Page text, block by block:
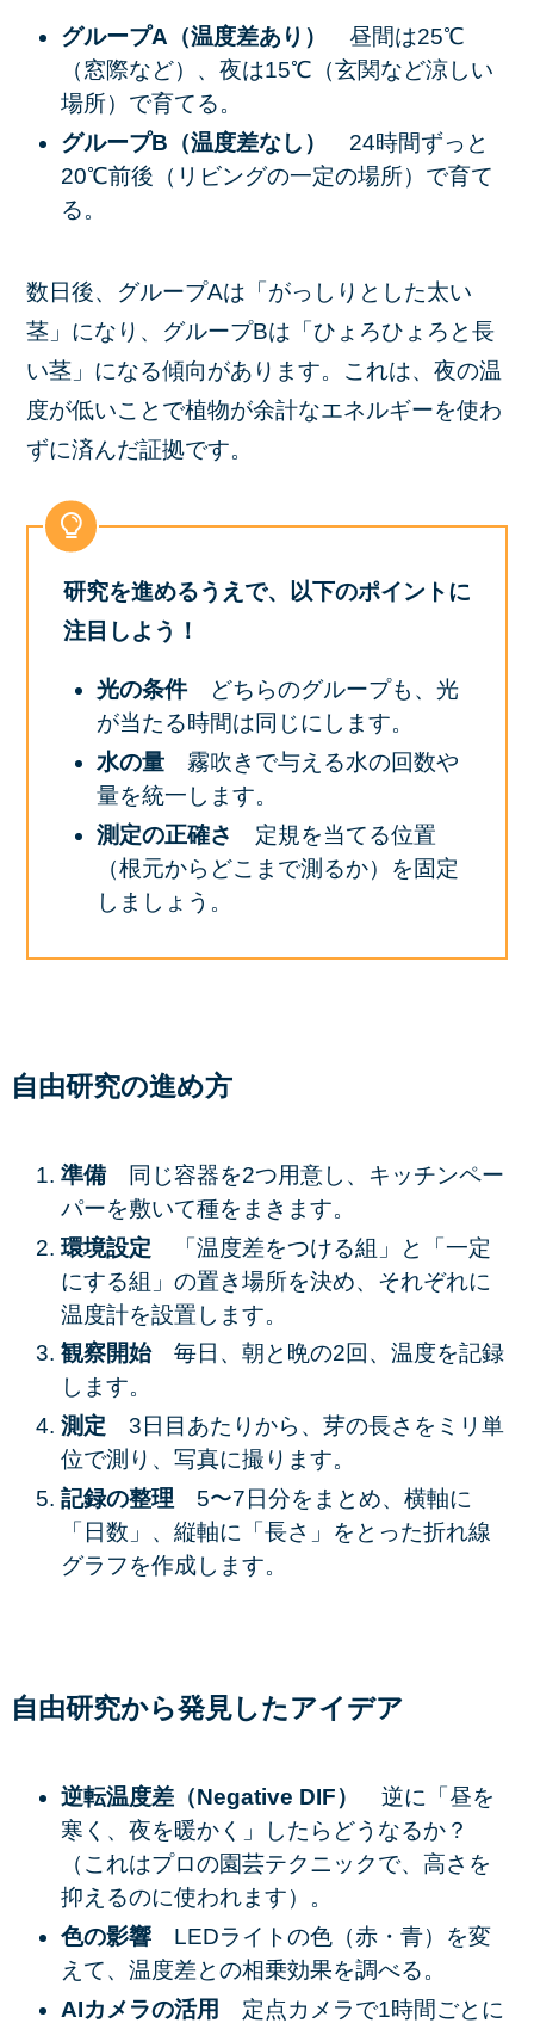
グループA（温度差あり） 昼間は25℃
（窓際など）、夜は15℃（玄関など涼しい
場所）で育てる。
グループB（温度差なし） 24時間ずっと
20℃前後（リビングの一定の場所）で育て
る。
数日後、グループAは「がっしりとした太い
茎」になり、グループBは「ひょろひょろと長
い茎」になる傾向があります。これは、夜の温
度が低いことで植物が余計なエネルギーを使わ
ずに済んだ証拠です。
研究を進めるうえで、以下のポイントに
注目しよう！
光の条件
どちらのグループも、光
が当たる時間は同じにします。
水の量 霧吹きで与える水の回数や
量を統一します。
測定の正確さ 定規を当てる位置
（根元からどこまで測るか）を固定
しましょう。
自由研究の進め方
準備
同じ容器を2つ用意し、キッチンペー
パーを敷いて種をまきます。
環境設定
「温度差をつける組」と「一定
にする組」の置き場所を決め、それぞれに
温度計を設置します。
観察開始 毎日、朝と晩の2回、温度を記録
します。
測定 3日目あたりから、芽の長さをミリ単
位で測り、写真に撮ります。
記録の整理 5〜7日分をまとめ、横軸に
「日数」、縦軸に「長さ」をとった折れ線
グラフを作成します。
自由研究から発見したアイデア
逆転温度差（Negative DIF） 逆に「昼を
寒く、夜を暖かく」したらどうなるか？
（これはプロの園芸テクニックで、高さを
抑えるのに使われます）。
色の影響 LEDライトの色（赤・青）を変
えて、温度差との相乗効果を調べる。
AIカメラの活用 定点カメラで1時間ごとに